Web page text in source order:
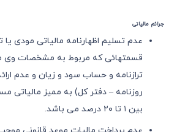
جرائم مالیاتی
عدم تسلیم اظهارنامه مالیاتی مودی
قسمتهائی که مربوط به مشخصات وی
ترازنامه و حساب سود و زیان و عدم
روزنامه – دفتر کل) به ممیز مالیاتی
بین ١ تا ٢٠ درصد می باشد.